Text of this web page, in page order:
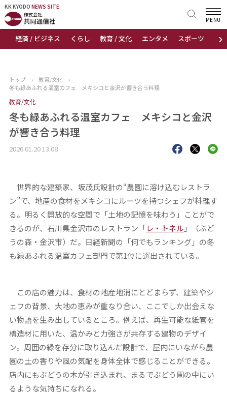
KK KYODO NEWS SITE
›
経済 / ビジネス くらし 教育 / 文化 エンタメ スポーツ 地域
MENU
KK KYODONEWS SITE
トップページ
ニュース
おすすめコンテンツ
出版物
トップ › 教育/文化
›
冬も緑あふれる温室カフェ メキシコと金沢が響き合う料理
教育/文化
冬も緑あふれる温室カフェ メキシコと金沢
が響き合う料理
2026.01.20 13:08
世界的な建築家、坂茂氏設計の“農園に溶け込むレストラ
ン”で、地産の食材をメキシコにルーツを持つシェフが料理す
る。明るく開放的な空間で「土地の記憶を味わう」ことがで
きるのが、石川県金沢市のレストラン「レ・トネル 」（ぶど
うの森・金沢市）だ。日経新聞の「何でもランキング」の冬
も緑あふれる温室カフェ部門で第1位に選出されている。
この店の魅力は、食材の地産地消にとどまらず、建築やシ
ェフの背景、大地の恵みが重なり合い、ここでしか出会えな
い物語を生み出しているところ。例えば、再生可能な紙管を
構造材に用いた、温かみと力強さが共存する建物のデザイ
ン。周囲の緑を存分に取り込んだ設計で、屋内にいながら農
園の土の香りや風の気配を身体全体で感じることができる。
店内にもぶどうの木が引き込まれ、まるでぶどう園の中にい
るような気持ちになれる。